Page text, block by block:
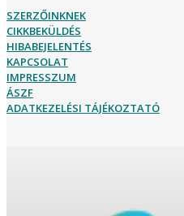
SZERZŐINKNEK
CIKKBEKÜLDÉS
HIBABEJELENTÉS
KAPCSOLAT
IMPRESSZUM
ÁSZF
ADATKEZELÉSI TÁJÉKOZTATÓ